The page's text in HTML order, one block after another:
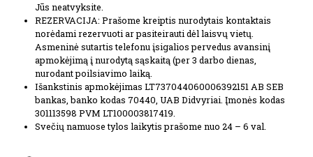
Jūs neatvyksite.
REZERVACIJA: Prašome kreiptis nurodytais kontaktais
norėdami rezervuoti ar pasiteirauti dėl laisvų vietų.
Asmeninė sutartis telefonu įsigalios pervedus avansinį
apmokėjimą į nurodytą sąskaitą (per 3 darbo dienas,
nurodant poilsiavimo laiką.
Išankstinis apmokėjimas LT737044060006392151 AB SEB
bankas, banko kodas 70440, UAB Didvyriai. Įmonės kodas
301113598 PVM LT100003817419.
Svečių namuose tylos laikytis prašome nuo 24 – 6 val.